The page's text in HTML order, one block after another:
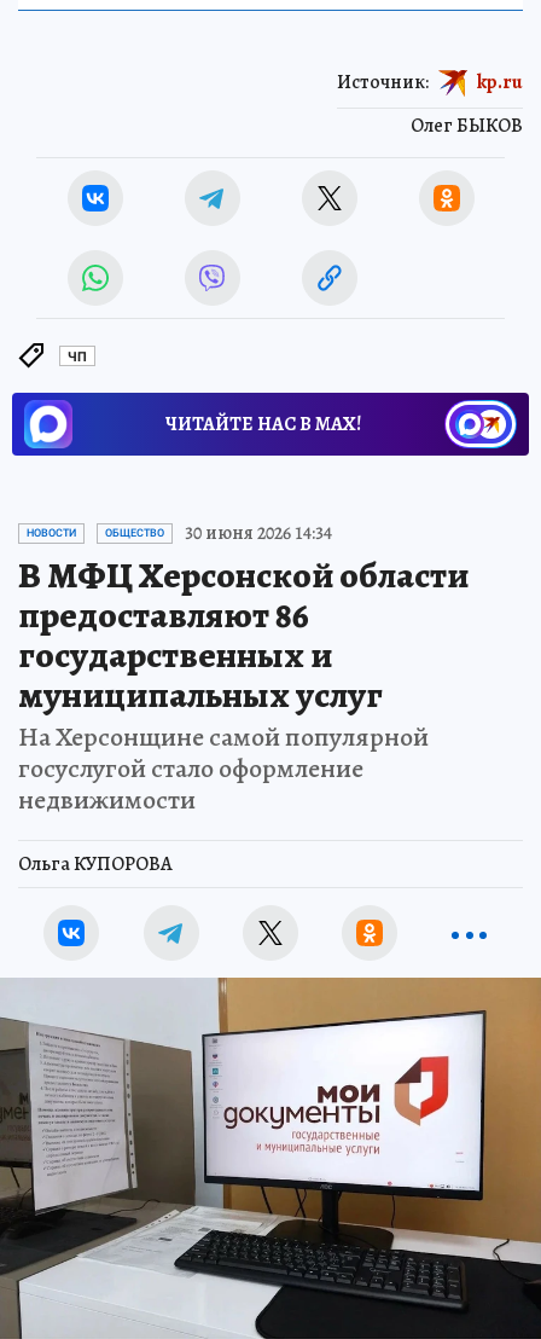
Олег БЫКОВ
Источник: kp.ru
ЧП
ЧИТАЙТЕ НАС В МАХ!
НОВОСТИ ОБЩЕСТВО 30 июня 2026 14:34
В МФЦ Херсонской области
предоставляют 86
государственных и
муниципальных услуг
На Херсонщине самой популярной
госуслугой стало оформление
недвижимости
Ольга КУПОРОВА